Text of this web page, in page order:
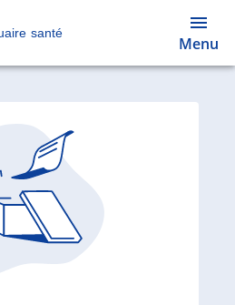
santé
Menu